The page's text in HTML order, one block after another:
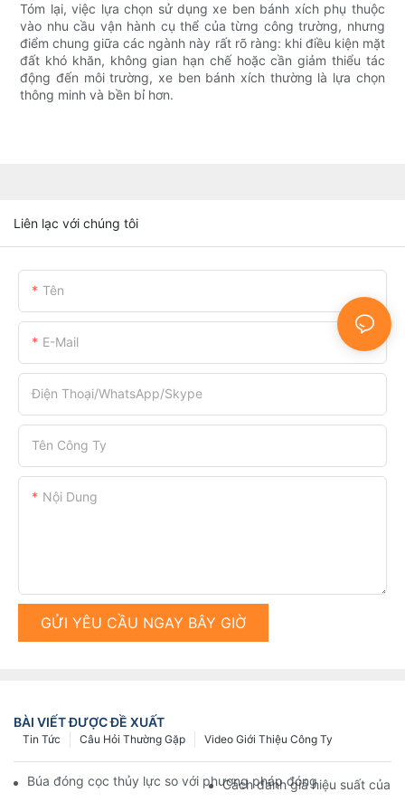
Tóm lại, việc lựa chọn sử dụng xe ben bánh xích phụ thuộc
vào nhu cầu vận hành cụ thể của từng công trường, nhưng
điểm chung giữa các ngành này rất rõ ràng: khi điều kiện mặt
đất khó khăn, không gian hạn chế hoặc cần giảm thiểu tác
động đến môi trường, xe ben bánh xích thường là lựa chọn
thông minh và bền bỉ hơn.
Liên lạc với chúng tôi
Tên
E-Mail
Điện Thoại/WhatsApp/Skype
Tên Công Ty
Nội Dung
GỬI YÊU CẦU NGAY BÂY GIỜ
BÀI VIẾT ĐƯỢC ĐỀ XUẤT
Video Giới Thiệu Công Ty
Câu Hỏi Thường Gặp
Tin Tức
Búa đóng cọc thủy lực so với phương pháp đóng cọc truyền
Cách đánh giá hiệu suất của